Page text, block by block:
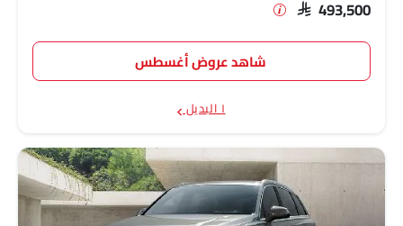
SAR 493,500
شاهد عروض أغسطس
١ البديل